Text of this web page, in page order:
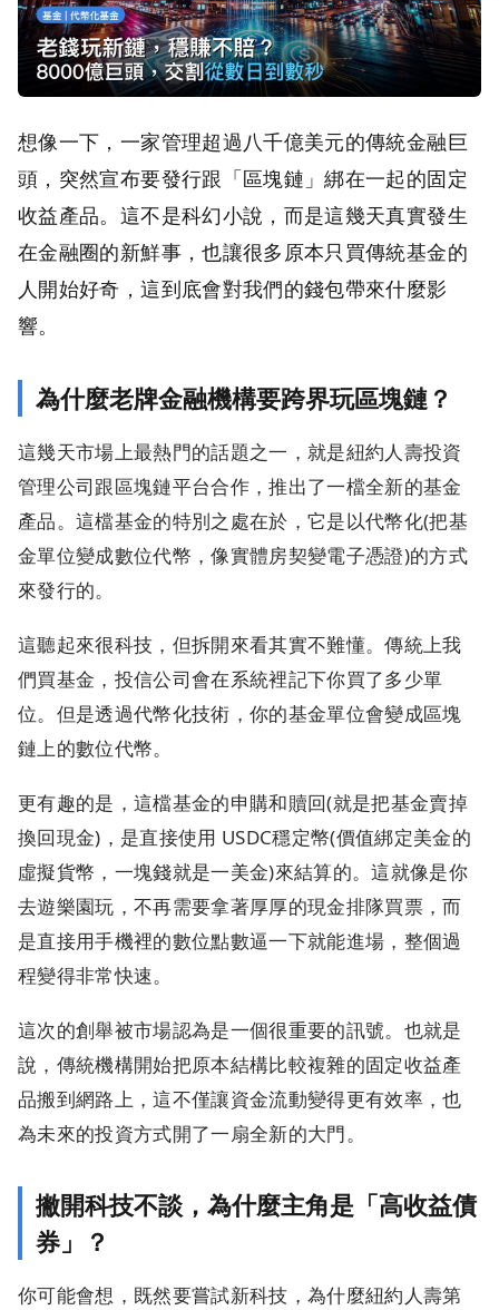
想像一下，一家管理超過八千億美元的傳統金融巨
頭，突然宣布要發行跟「區塊鏈」綁在一起的固定
收益產品。這不是科幻小說，而是這幾天真實發生
在金融圈的新鮮事，也讓很多原本只買傳統基金的
人開始好奇，這到底會對我們的錢包帶來什麼影
響。
為什麼老牌金融機構要跨界玩區塊鏈？
這幾天市場上最熱門的話題之一，就是紐約人壽投資
管理公司跟區塊鏈平台合作，推出了一檔全新的基金
產品。這檔基金的特別之處在於，它是以代幣化(把基
金單位變成數位代幣，像實體房契變電子憑證)的方式
來發行的。
這聽起來很科技，但拆開來看其實不難懂。傳統上我
們買基金，投信公司會在系統裡記下你買了多少單
位。但是透過代幣化技術，你的基金單位會變成區塊
鏈上的數位代幣。
更有趣的是，這檔基金的申購和贖回(就是把基金賣掉
換回現金)，是直接使用 USDC穩定幣(價值綁定美金的
虛擬貨幣，一塊錢就是一美金)來結算的。這就像是你
去遊樂園玩，不再需要拿著厚厚的現金排隊買票，而
是直接用手機裡的數位點數逼一下就能進場，整個過
程變得非常快速。
這次的創舉被市場認為是一個很重要的訊號。也就是
說，傳統機構開始把原本結構比較複雜的固定收益產
品搬到網路上，這不僅讓資金流動變得更有效率，也
為未來的投資方式開了一扇全新的大門。
撇開科技不談，為什麼主角是「高收益債
券」？
你可能會想，既然要嘗試新科技，為什麼紐約人壽第